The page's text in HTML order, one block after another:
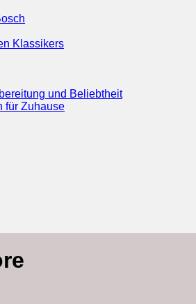
Klassikers
und Beliebtheit
für Zuhause